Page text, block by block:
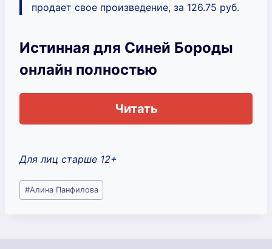
продает свое произведение, за 126.75 руб.
Истинная для Синей Бороды
онлайн полностью
Читать
Для лиц старше 12+
Метки
записи:
#Алина Панфилова